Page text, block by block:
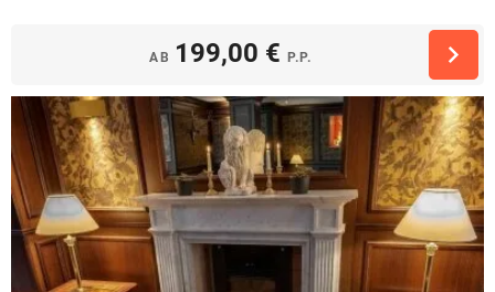
AB 199,00 € P.P.